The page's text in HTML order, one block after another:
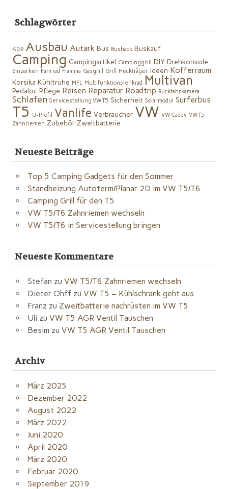
Schlagwörter
AGR Ausbau Autark Bus Bushack Buskauf
Camping Campingartikel Campinggrill DIY Drehkonsole
Einparken Fahrrad Fiamma Gasgrill Grill Heckträger Ideen Kofferraum
Korsika Kühltruhe MFL Multifunktionslenkrad Multivan
Pedaloc Pflege Reisen Reparatur Roadtrip Rückfahrkamera
Schlafen Servicestellung VW T5 Sicherheit Solarmodul Surferbus
T5 U-Profil Vanlife Verbraucher VW VW Caddy VW T5
Zahnriemen Zubehör Zweitbatterie
Neueste Beiträge
Top 5 Camping Gadgets für den Sommer
Standheizung Autoterm/Planar 2D im VW T5/T6
Camping Grill für den T5
VW T5/T6 Zahnriemen wechseln
VW T5/T6 in Servicestellung bringen
Neueste Kommentare
Stefan zu VW T5/T6 Zahnriemen wechseln
Dieter Ohff zu VW T5 – Kühlschrank geht aus
Franz zu Zweitbatterie nachrüsten im VW T5
Uli zu VW T5 AGR Ventil Tauschen
Besim zu VW T5 AGR Ventil Tauschen
Archiv
März 2025
Dezember 2022
August 2022
März 2022
Juni 2020
April 2020
März 2020
Februar 2020
September 2019